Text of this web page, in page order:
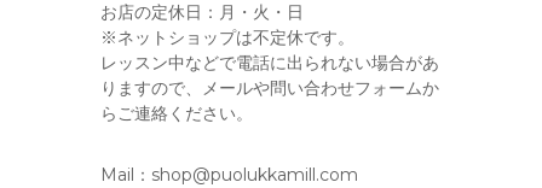
お店の定休日：月・火・日
※ネットショップは不定休です。
レッスン中などで電話に出られない場合があ
りますので、メールや問い合わせフォームか
らご連絡ください。
Mail：shop@puolukkamill.com